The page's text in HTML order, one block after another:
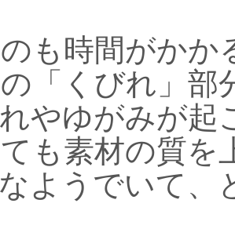
も時間がかか
「くびれ」部
やゆがみが起
も素材の質
ようでいて、